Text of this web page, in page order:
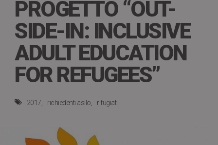
PROGETTO “OUT-
SIDE-IN: INCLUSIVE
ADULT EDUCATION
FOR REFUGEES”
2017 richiedenti asilo rifugiati